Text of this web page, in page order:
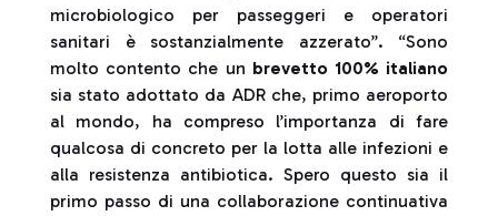
microbiologico per passeggeri e operatori
sanitari è sostanzialmente azzerato”. “Sono
molto contento che un brevetto 100% italiano
sia stato adottato da ADR che, primo aeroporto
al mondo, ha compreso l’importanza di fare
qualcosa di concreto per la lotta alle infezioni e
alla resistenza antibiotica. Spero questo sia il
primo passo di una collaborazione continuativa